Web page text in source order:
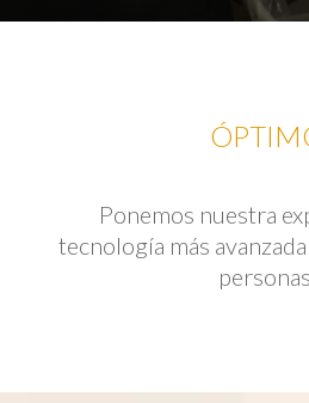
Ponemos nuestra
tecnología más